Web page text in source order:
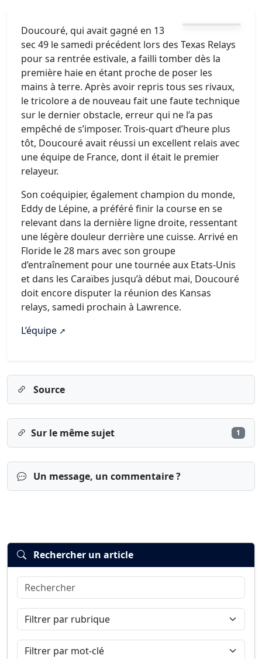
Doucouré, qui avait gagné en 13
sec 49 le samedi précédent lors des Texas Relays
pour sa rentrée estivale, a failli tomber dès la
première haie en étant proche de poser les
mains à terre. Après avoir repris tous ses rivaux,
le tricolore a de nouveau fait une faute technique
sur le dernier obstacle, erreur qui ne l’a pas
empêché de s’imposer. Trois-quart d’heure plus
tôt, Doucouré avait réussi un excellent relais avec
une équipe de France, dont il était le premier
relayeur.
Son coéquipier, également champion du monde,
Eddy de Lépine, a préféré finir la course en se
relevant dans la dernière ligne droite, ressentant
une légère douleur derrière une cuisse. Arrivé en
Floride le 28 mars avec son groupe
d’entraînement pour une tournée aux Etats-Unis
et dans les Caraïbes jusqu’à début mai, Doucouré
doit encore disputer la réunion des Kansas
relays, samedi prochain à Lawrence.
L’équipe
Source
Sur le même sujet 1
Un message, un commentaire ?
Connexion
Rechercher un article
Rechercher
Filtrer par rubrique
Filtrer par mot-clé